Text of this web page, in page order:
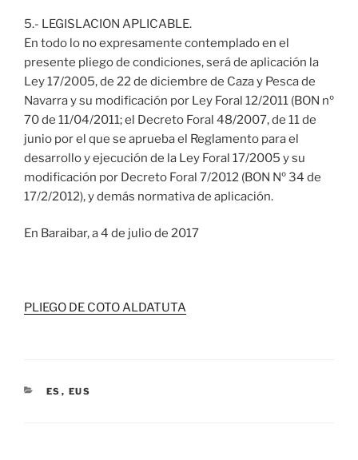
5.- LEGISLACION APLICABLE.
En todo lo no expresamente contemplado en el
presente pliego de condiciones, será de aplicación la
Ley 17/2005, de 22 de diciembre de Caza y Pesca de
Navarra y su modificación por Ley Foral 12/2011 (BON nº
70 de 11/04/2011; el Decreto Foral 48/2007, de 11 de
junio por el que se aprueba el Reglamento para el
desarrollo y ejecución de la Ley Foral 17/2005 y su
modificación por Decreto Foral 7/2012 (BON Nº 34 de
17/2/2012), y demás normativa de aplicación.
En Baraibar, a 4 de julio de 2017
PLIEGO DE COTO ALDATUTA
ES , EUS